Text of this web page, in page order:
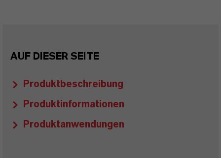
AUF DIESER SEITE
Produktbeschreibung
Produktinformationen
Produktanwendungen